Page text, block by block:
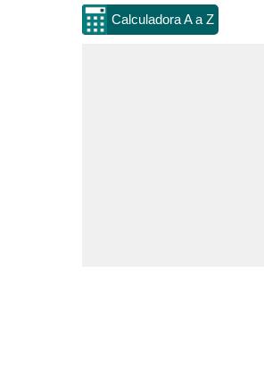
Calculadora A a Z